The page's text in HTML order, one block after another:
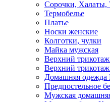
Сорочки, Халаты,
Термобелье
Платье
Носки женские
Колготки, чулки
Майка мужская
Верхний
Верхний
Домашняя одежда
Предпостельное
Мужская